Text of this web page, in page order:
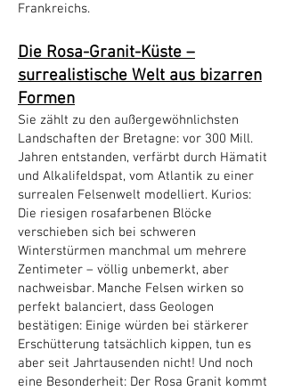
Frankreichs.
Die Rosa-Granit-Küste –
surrealistische Welt aus bizarren
Formen
Sie zählt zu den außergewöhnlichsten
Landschaften der Bretagne: vor 300 Mill.
Jahren entstanden, verfärbt durch Hämatit
und Alkalifeldspat, vom Atlantik zu einer
surrealen Felsenwelt modelliert. Kurios:
Die riesigen rosafarbenen Blöcke
verschieben sich bei schweren
Winterstürmen manchmal um mehrere
Zentimeter – völlig unbemerkt, aber
nachweisbar. Manche Felsen wirken so
perfekt balanciert, dass Geologen
bestätigen: Einige würden bei stärkerer
Erschütterung tatsächlich kippen, tun es
aber seit Jahrtausenden nicht! Und noch
eine Besonderheit: Der Rosa Granit kommt